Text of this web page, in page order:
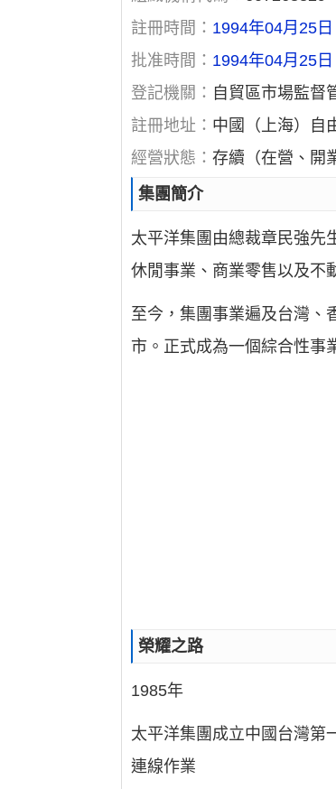
註冊時間： 1994年04月25日
批准時間： 1994年04月25日
登記機關： 自貿區市場監督
註冊地址： 中國（上海）自
經營狀態：存續（在營、開
集團簡介
太平洋集團由總裁章民強先
休閒事業、商業零售以及不
至今，集團事業遍及台灣、
市。正式成為一個綜合性事
榮耀之路
1985年
太平洋集團成立中國台灣第
連線作業